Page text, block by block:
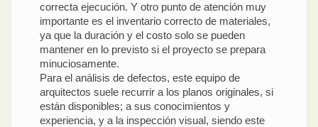
correcta ejecución. Y otro punto de atención muy
importante es el inventario correcto de materiales,
ya que la duración y el costo solo se pueden
mantener en lo previsto si el proyecto se prepara
minuciosamente.
Para el análisis de defectos, este equipo de
arquitectos suele recurrir a los planos originales, si
están disponibles; a sus conocimientos y
experiencia, y a la inspección visual, siendo este